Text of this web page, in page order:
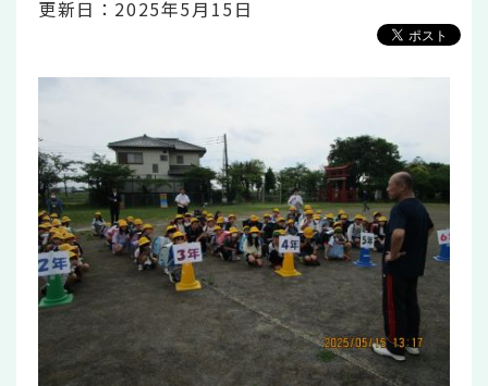
更新日：2025年5月15日